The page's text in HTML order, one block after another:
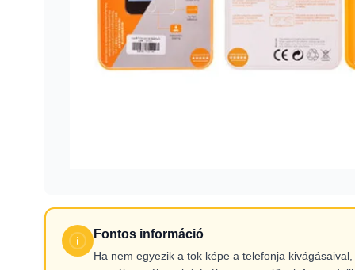
Fontos információ
Ha nem egyezik a tok képe a telefonja kivágásaival,